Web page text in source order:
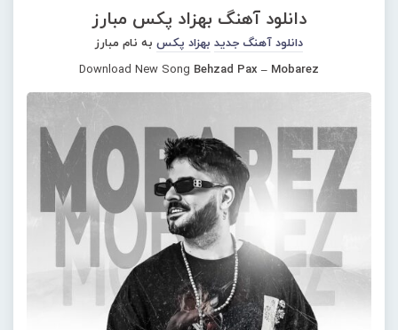
دانلود آهنگ بهزاد پکس مبارز
دانلود آهنگ جدید بهزاد پکس به نام مبارز
Download New Song Behzad Pax – Mobarez